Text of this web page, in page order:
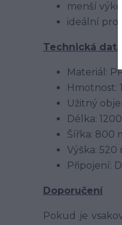
menší
ideální pro
Technická data:
Materiál:
Hmotnost:
Užitný
Délka:
Šířka: 800
Výška: 520
Připojení:
Doporučení
Pokud je